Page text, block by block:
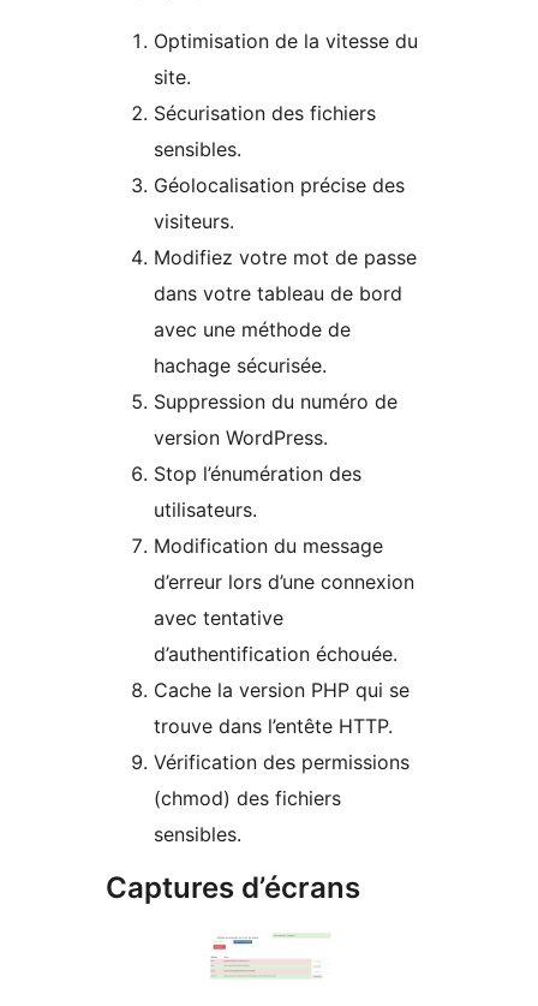
Optimisation de la vitesse du
site.
Sécurisation des fichiers
sensibles.
Géolocalisation précise des
visiteurs.
Modifiez votre mot de passe
dans votre tableau de bord
avec une méthode de
hachage sécurisée.
Suppression du numéro de
version WordPress.
Stop l’énumération des
utilisateurs.
Modification du message
d’erreur lors d’une connexion
avec tentative
d’authentification échouée.
Cache la version PHP qui se
trouve dans l’entête HTTP.
Vérification des permissions
(chmod) des fichiers
sensibles.
Captures d’écrans